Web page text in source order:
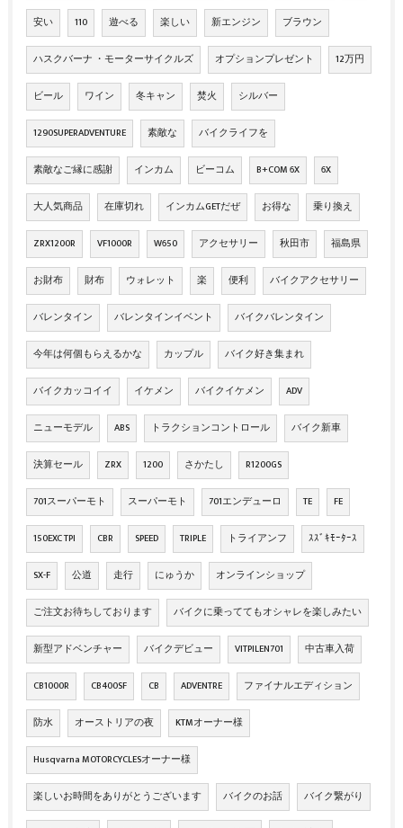
安い 110 遊べる 楽しい 新エンジン ブラウン
ハスクバーナ ・モーターサイクルズ オプションプレゼント 12万円
ビール ワイン 冬キャン 焚火 シルバー
1290SUPERADVENTURE 素敵な バイクライフを
素敵なご縁に感謝 インカム ビーコム B+COM 6X 6X
大人気商品 在庫切れ インカムGETだぜ お得な 乗り換え
ZRX1200R VF1000R W650 アクセサリー 秋田市 福島県
お財布 財布 ウォレット 楽 便利 バイクアクセサリー
バレンタイン バレンタインイベント バイクバレンタイン
今年は何個もらえるかな カップル バイク好き集まれ
バイクカッコイイ イケメン バイクイケメン ADV
ニューモデル ABS トラクションコントロール バイク新車
決算セール ZRX 1200 さかたし R1200GS
701スーパーモト スーパーモト 701エンデューロ TE FE
150EXC TPI CBR SPEED TRIPLE トライアンフ ｽｽﾞｷﾓｰﾀｰｽ
SX-F 公道 走行 にゅうか オンラインショップ
ご注文お待ちしております バイクに乗っててもオシャレを楽しみたい
新型アドベンチャー バイクデビュー VITPILEN701 中古車入荷
CB1000R CB400SF CB ADVENTRE ファイナルエディション
防水 オーストリアの夜 KTMオーナー様
Husqvarna MOTORCYCLESオーナー様
楽しいお時間をありがとうございます バイクのお話 バイク繋がり